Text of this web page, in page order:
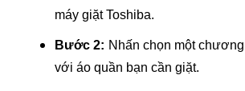
máy giặt Toshiba.
Bước 2: Nhấn chọn một
với áo quần bạn cần giặt.